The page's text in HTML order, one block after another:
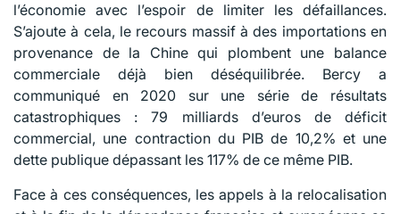
l’économie avec l’espoir de limiter les défaillances.
S’ajoute à cela, le recours massif à des importations en
provenance de la Chine qui plombent une balance
commerciale déjà bien déséquilibrée. Bercy a
communiqué en 2020 sur une série de résultats
catastrophiques : 79 milliards d’euros de déficit
commercial, une contraction du PIB de 10,2% et une
dette publique dépassant les 117% de ce même PIB.
Face à ces conséquences, les appels à la relocalisation